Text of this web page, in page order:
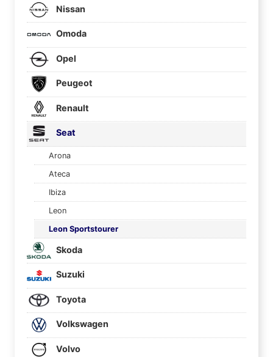
Nissan
Omoda
Opel
Peugeot
Renault
Seat
Arona
Ateca
Ibiza
Leon
Leon Sportstourer
Skoda
Suzuki
Toyota
Volkswagen
Volvo